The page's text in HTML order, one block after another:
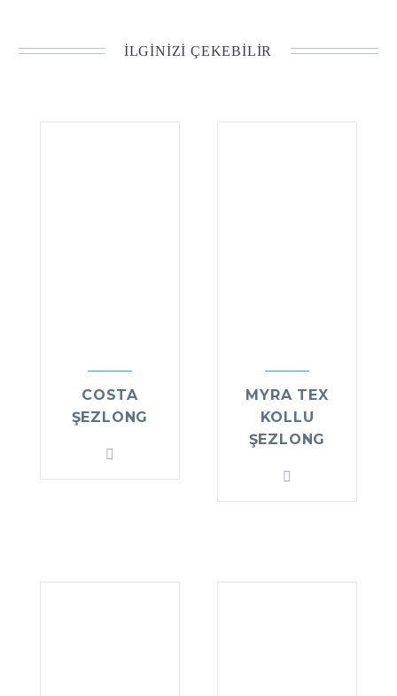
İLGINIZI ÇEKEBILIR
COSTA
ŞEZLONG
MYRA TEX
KOLLU
ŞEZLONG